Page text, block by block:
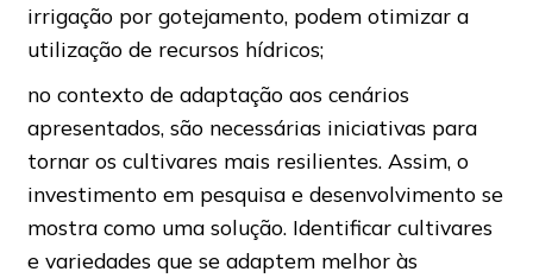
irrigação por gotejamento, podem otimizar a
utilização de recursos hídricos;
no contexto de adaptação aos cenários
apresentados, são necessárias iniciativas para
tornar os cultivares mais resilientes. Assim, o
investimento em pesquisa e desenvolvimento se
mostra como uma solução. Identificar cultivares
e variedades que se adaptem melhor às